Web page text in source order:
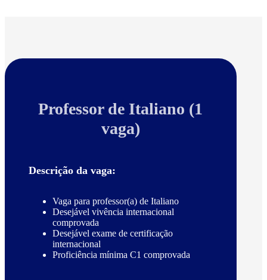
Professor de Italiano (1
vaga)
Descrição da vaga:
Vaga para professor(a) de Italiano
Desejável vivência internacional
comprovada
Desejável exame de certificação
internacional
Proficiência mínima C1 comprovada